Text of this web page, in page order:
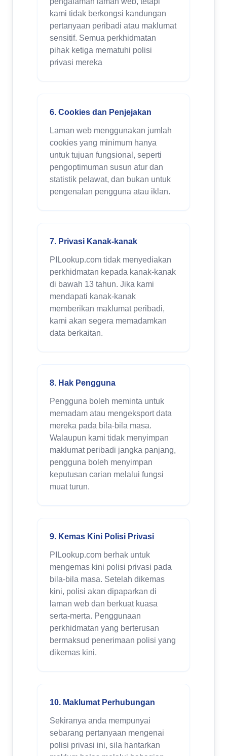
kami tidak berkongsi kandungan
pertanyaan peribadi atau maklumat
sensitif. Semua perkhidmatan
pihak ketiga mematuhi polisi
privasi mereka
6. Cookies dan Penjejakan
Laman web menggunakan jumlah
cookies yang minimum hanya
untuk tujuan fungsional, seperti
pengoptimuman susun atur dan
statistik pelawat, dan bukan untuk
pengenalan pengguna atau iklan.
7. Privasi Kanak-kanak
PILookup.com tidak menyediakan
perkhidmatan kepada kanak-kanak
di bawah 13 tahun. Jika kami
mendapati kanak-kanak
memberikan maklumat peribadi,
kami akan segera memadamkan
data berkaitan.
8. Hak Pengguna
Pengguna boleh meminta untuk
memadam atau mengeksport data
mereka pada bila-bila masa.
Walaupun kami tidak menyimpan
maklumat peribadi jangka panjang,
pengguna boleh menyimpan
keputusan carian melalui fungsi
muat turun.
9. Kemas Kini Polisi Privasi
PILookup.com berhak untuk
mengemas kini polisi privasi pada
bila-bila masa. Setelah dikemas
kini, polisi akan dipaparkan di
laman web dan berkuat kuasa
serta-merta. Penggunaan
perkhidmatan yang berterusan
bermaksud penerimaan polisi yang
dikemas kini.
10. Maklumat Perhubungan
Sekiranya anda mempunyai
sebarang pertanyaan mengenai
polisi privasi ini, sila hantarkan